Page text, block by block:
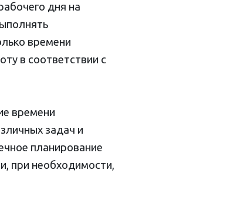
дня на
времени
в соответствии с
времени
задач и
планирование
при необходимости,